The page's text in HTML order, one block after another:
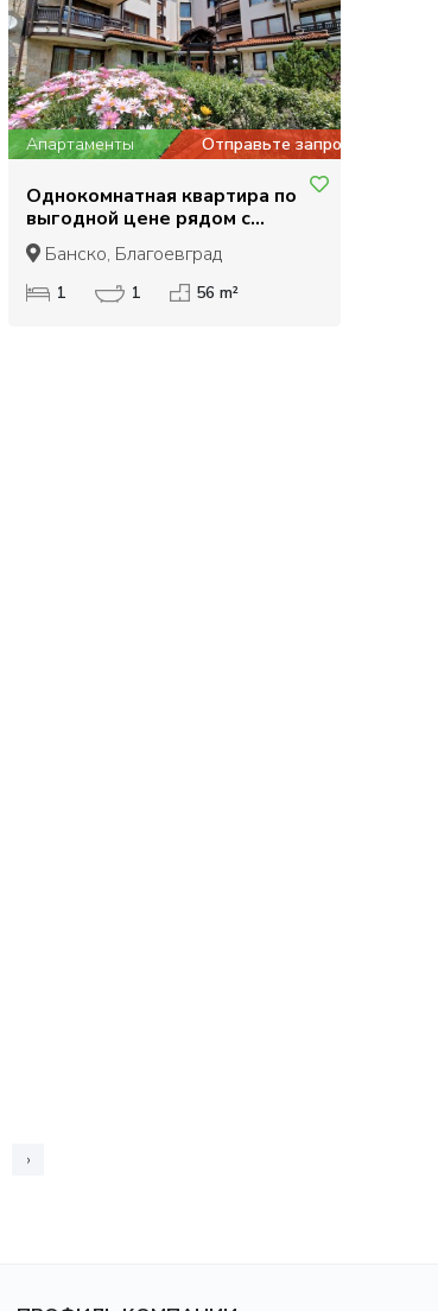
Апартаменты Отправьте запрос
Однокомнатная квартира по
выгодной цене рядом с
отелем Лион в Банско
Банско, Благоевград
1 1 56 m²
›